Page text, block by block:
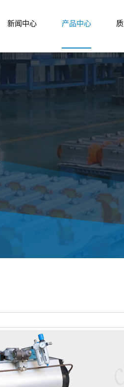
新闻中心 产品中心